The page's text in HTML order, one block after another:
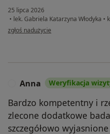
25 lipca 2026
• lek. Gabriela Katarzyna Włodyka •
w opinii użytkownika Stanislaw
zgłoś nadużycie
Anna Weryfikacja
Bardzo kompetentny i
zlecone dodatkowe
szczegółowo wyjasnione